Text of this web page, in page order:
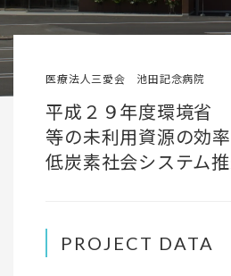
医療法人三愛会 池田記念病院
平成２９年度環境省
等の未利用資源の効
低炭素社会システム
PROJECT DATA